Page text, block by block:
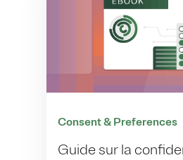
Consent & Preferences
Guide sur la